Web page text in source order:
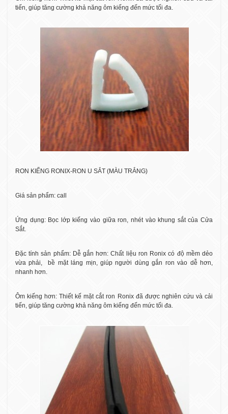
tiến, giúp tăng cường khả năng ôm kiếng đến mức tối đa.
RON KIẾNG RONIX-RON U SẮT (MÀU TRẮNG)
Giá sản phẩm: call
Ứng dụng: Bọc lớp kiếng vào giữa ron, nhét vào khung sắt của Cửa
Sắt.
Đặc tính sản phẩm: Dễ gắn hơn: Chất liệu ron Ronix có độ mềm dẻo
vừa phải,
bề mặt láng mịn, giúp người dùng gắn ron vào dễ hơn,
nhanh hơn.
Ôm kiếng hơn: Thiết kế mặt cắt ron Ronix đã được nghiên cứu và cải
tiến, giúp tăng cường khả năng ôm kiếng đến mức tối đa.